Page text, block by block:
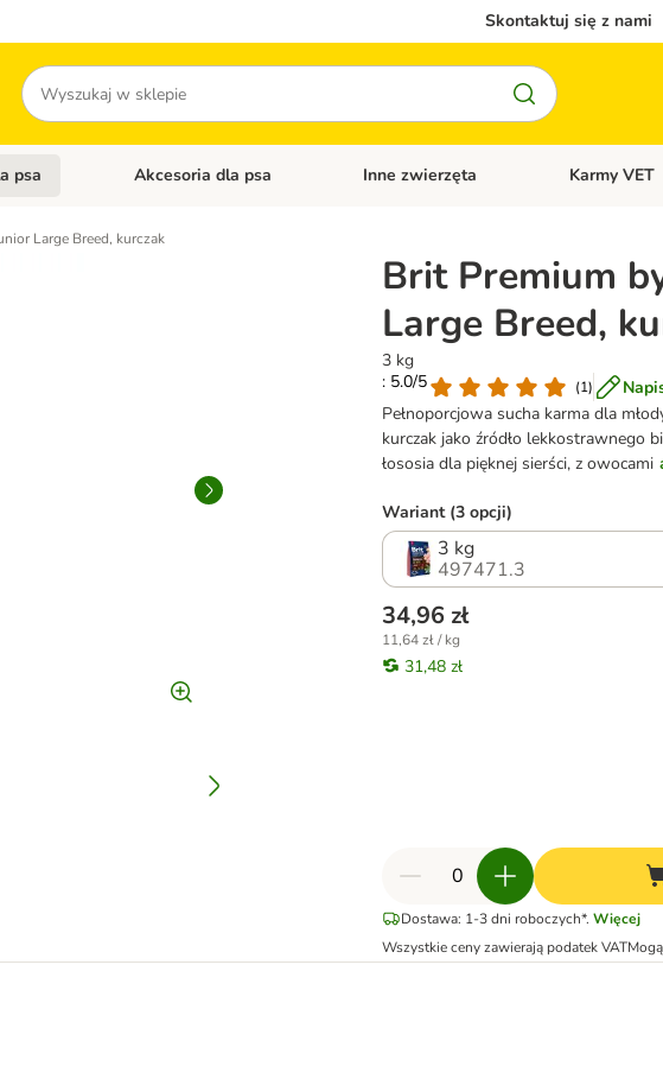
Skontaktuj się z nami
Szukaj
kategorii: Akcesoria dla kota
psa Otwórz menu kategorii: Karma dla psa
Akcesoria dla psa Otwórz menu kategorii: Akcesoria dla psa
Inne zwierzęta Otwórz menu
Karmy VET
Large Breed, kurczak
Brit Premium
Large Breed,
3 kg
: 5.0/5
(1)
Pełnoporcjowa sucha karma dla
kurczak jako źródło lekkostrawnego
łososia dla pięknej sierści, z owocami
Wariant (3 opcji)
3 kg
497471.3
34,96 zł
11,64 zł / kg
31,48 zł
Dostawa: 1-3 dni roboczych*. Więcej
Wszystkie ceny zawierają podatek VAT